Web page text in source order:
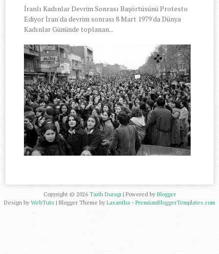
İranlı Kadınlar Devrim Sonrası Başörtüsünü Protesto
Ediyor İran'da devrim sonrası 8 Mart 1979'da Dünya
Kadınlar Gününde toplanan...
Copyright © 2026 Tarih Duragı| Powered by Blogger
Design by WebTuts | Blogger Theme by Lasantha - PremiumBloggerTemplates.com